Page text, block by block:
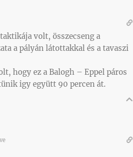
volt, összecseng a
a pályán látottakkal és a tavaszi
hogy ez a Balogh – Eppel páros
igy együtt 90 percen át.